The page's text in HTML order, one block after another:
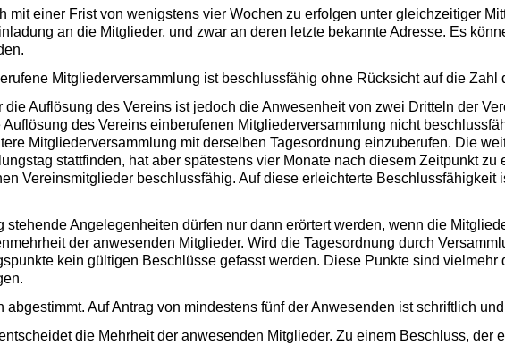
mit einer Frist von wenigstens vier Wochen zu erfolgen unter gleichzeitiger
an die Mitglieder, und zwar an deren letzte bekannte Adresse. Es
Mitgliederversammlung ist beschlussfähig ohne Rücksicht auf die Zahl
Auflösung des Vereins ist jedoch die Anwesenheit von zwei Dritteln der
des Vereins einberufenen Mitgliederversammlung nicht
Mitgliederversammlung mit derselben Tagesordnung einzuberufen. Die
stattfinden, hat aber spätestens vier Monate nach diesem Zeitpunkt
Vereinsmitglieder beschlussfähig. Auf diese erleichterte Beschlussfähigkeit
stehende Angelegenheiten dürfen nur dann erörtert werden, wenn die
der anwesenden Mitglieder. Wird die Tagesordnung durch
kein gültigen Beschlüsse gefasst werden. Diese Punkte sind
abgestimmt. Auf Antrag von mindestens fünf der Anwesenden ist schriftlich
die Mehrheit der anwesenden Mitglieder. Zu einem Beschluss, der